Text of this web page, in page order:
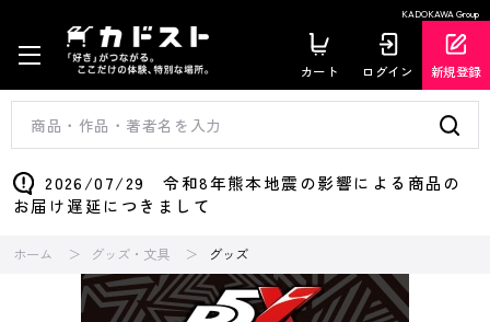
KADOKAWA Group
カート ログイン 新規登録
2026/07/29 令和8年熊本地震の影響による商品の
お届け遅延につきまして
ホーム グッズ・文具 グッズ